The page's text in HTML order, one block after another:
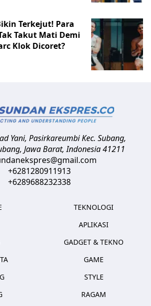
Terkejut! Para
Takut Mati Demi
Klok Dicoret?
Yani, Pasirkareumbi Kec. Subang,
Jawa Barat,Indonesia41211
+6281280911913
+6289688232338
TEKNOLOGI
APLIKASI
GADGET & TEKNO
GAME
STYLE
RAGAM